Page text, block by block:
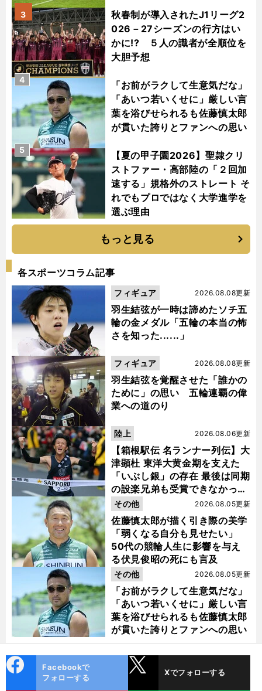
秋春制が導入されたJ1リーグ2
026－27シーズンの行方はい
かに!? ５人の識者が全順位を
大胆予想
3
「お前がラクして生意気だな」
「あいつ若いくせに」厳しい言
葉を浴びせられるも佐藤慎太郎
が貫いた誇りとファンへの思い
4
【夏の甲子園2026】聖隷クリ
ストファー・高部陸の「２回加
速する」規格外のストレート そ
れでもプロではなく大学進学を
選ぶ理由
5
もっと見る
各スポーツコラム記事
羽生結弦が一時は諦めたソチ五
輪の金メダル「五輪の本当の怖
さを知った......」
2026.08.08更新
フィギュア
羽生結弦を覚醒させた「誰かの
ために」の思い 五輪連覇の偉
業への道のり
2026.08.08更新
フィギュア
【箱根駅伝 名ランナー列伝】大
津顕杜 東洋大黄金期を支えた
「いぶし銀」の存在 最後は同期
の設楽兄弟も受賞できなかった
金栗杯に輝く
2026.08.06更新
陸上
佐藤慎太郎が描く引き際の美学
「弱くなる自分も見せたい」
50代の競輪人生に影響を与え
る伏見俊昭の死にも言及
2026.08.05更新
その他
「お前がラクして生意気だな」
「あいつ若いくせに」厳しい言
葉を浴びせられるも佐藤慎太郎
が貫いた誇りとファンへの思い
2026.08.05更新
その他
ok
Facebookで
フォローする
Xでフォローする